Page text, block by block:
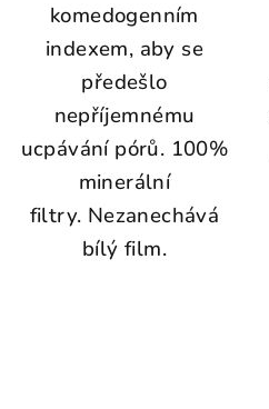
komedogenním
indexem, aby se
předešlo
nepříjemnému
ucpávání pórů. 100%
minerální
filtry. Nezanechává
bílý film.